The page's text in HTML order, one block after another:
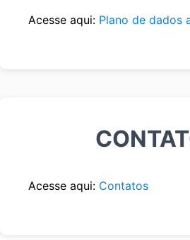
Acesse aqui: Plano de dados
Acesse aqui: Contatos